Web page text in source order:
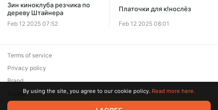
Зин киноклуба резчика по
дереву Штайнера
Feb 12 2025 07:52
Платочки для к!нослёз
Feb 12 2025 08:01
Terms of service
Privacy policy
Brand
SupportBy using the site, you agree to our cookie policy. Read more here.